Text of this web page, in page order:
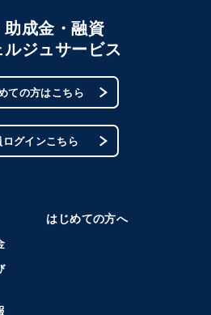
助成金・融資
ルジュサービス
ての方はこちら
ログインこちら
はじめての方へ